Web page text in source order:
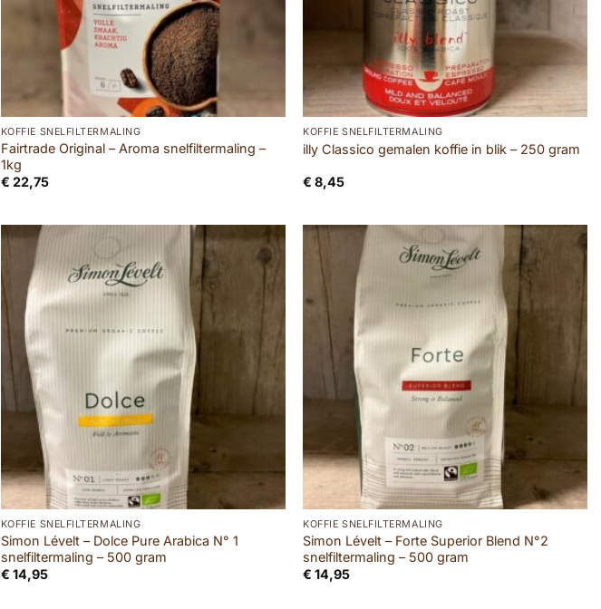
KOFFIE SNELFILTERMALING
Fairtrade Original – Aroma snelfiltermaling –
1kg
€ 22,75
KOFFIE SNELFILTERMALING
illy Classico gemalen koffie in blik – 250 gram
€ 8,45
KOFFIE SNELFILTERMALING
Simon Lévelt – Dolce Pure Arabica N° 1
snelfiltermaling – 500 gram
€ 14,95
KOFFIE SNELFILTERMALING
Simon Lévelt – Forte Superior Blend N°2
snelfiltermaling – 500 gram
€ 14,95